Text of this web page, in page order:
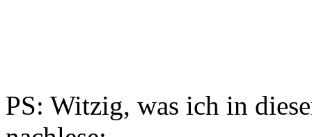
PS: Witzig, was ich in